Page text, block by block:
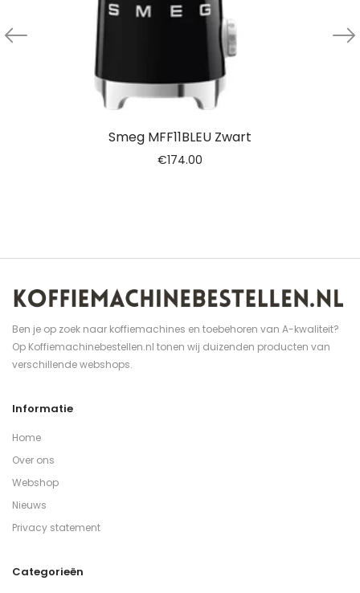
Smeg MFF11BLEU Zwart
€174.00
Ben je op zoek naar koffiemachines en toebehoren van A-kwaliteit?
Op Koffiemachinebestellen.nl tonen wij duizenden producten van
verschillende webshops.
Informatie
Home
Over ons
Webshop
Nieuws
Privacy statement
Categorieën